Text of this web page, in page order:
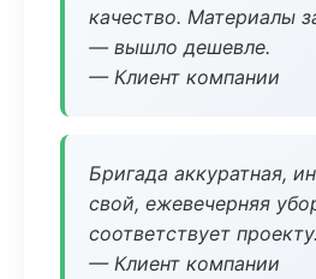
качество. Материалы
— вышло дешевле.
— Клиент компании
Бригада аккуратная,
свой, ежевечерняя
соответствует проекту.
— Клиент компании